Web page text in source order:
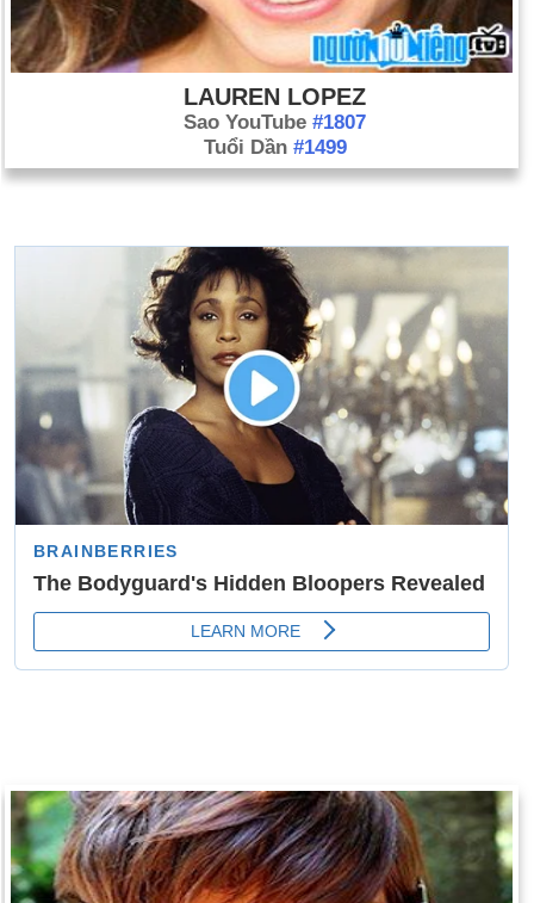
LAUREN LOPEZ
Sao YouTube #1807
Tuổi Dần #1499